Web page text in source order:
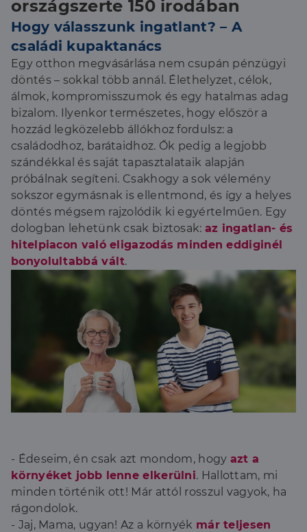
országszerte 150 irodában
Hogy válasszunk ingatlant? – A
családi kupaktanács
Egy otthon megvásárlása nem csupán pénzügyi
döntés – sokkal több annál. Élethelyzet, célok,
álmok, kompromisszumok és egy hatalmas adag
bizalom. Ilyenkor természetes, hogy először a
hozzád legközelebb állókhoz fordulsz: a
családodhoz, barátaidhoz. Ők pedig a legjobb
szándékkal és saját tapasztalataik alapján
próbálnak segíteni. Csakhogy a sok vélemény
sokszor egymásnak is ellentmond, és így a helyes
döntés mégsem rajzolódik ki egyértelműen. Egy
dologban lehetünk csak biztosak: az ingatlan- és
hitelpiacon való eligazodás minden eddiginél
bonyolultabbá vált.
- Édeseim, én csak azt mondom, hogy azt a
környéket jobb lenne elkerülni. Hallottam, mi
minden történik ott! Már attól rosszul vagyok, ha
rágondolok.
- Jaj, Mama, ugyan! Az a környék már teljesen